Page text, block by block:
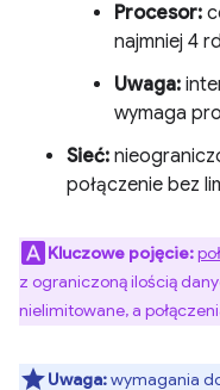
Procesor:
najmniej 4
Uwaga:
wymaga
Sieć:
połączenie bez
Kluczowe pojęcie:
z ograniczoną ilością
nielimitowane, a
Uwaga:wymagania